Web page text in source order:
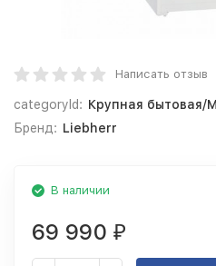
Написать отзыв
categoryId: Крупная бытовая/
Бренд: Liebherr
В наличии
69 990 ₽